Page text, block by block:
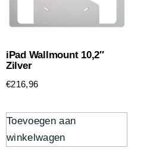
iPad Wallmount 10,2″
Zilver
€216,96
Toevoegen aan
winkelwagen